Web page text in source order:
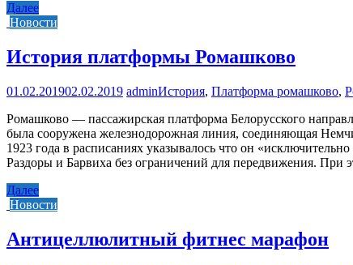
Далее
Новости
История платформы Ромашково
01.02.201902.02.2019 adminИстория, Платформа ромашково,
Ромашково — пассажирская платформа Белорусского
была сооружена железнодорожная линия, соединяющая
1923 года в расписаниях указывалось что он
Раздоры и Барвиха без ограничений для передвижения. При
Далее
Новости
Антицеллюлитный фитнес марафон